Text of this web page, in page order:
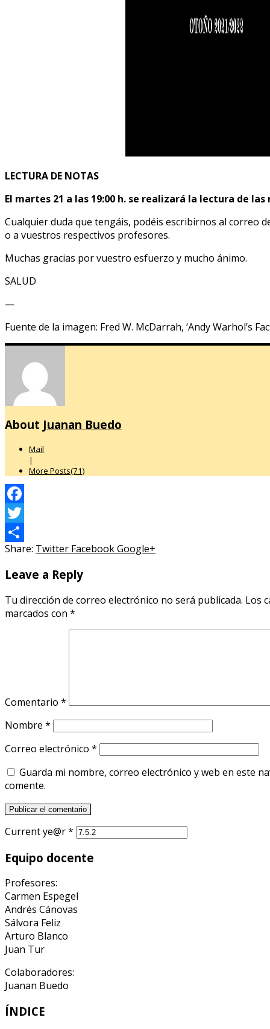
LECTURA DE NOTAS
El martes 21 a las 19:00 h. se realizará la lectura de las
Cualquier duda que tengáis, podéis escribirnos al correo
o a vuestros respectivos profesores.
Muchas gracias por vuestro esfuerzo y mucho ánimo.
SALUD
—
Fuente de la imagen: Fred W. McDarrah, ‘Andy Warhol’s
About Juanan Buedo
Mail
|
More Posts(71)
Facebook
Twitter
Compartir
Share: Twitter FacebookGoogle+
Leave a Reply
Tu dirección de correo electrónico no será publicada. Los
marcados con *
Comentario *
Nombre *
Correo electrónico *
Guarda mi nombre, correo electrónico y web en este
comente.
Current ye@r*
Equipo docente
Profesores:
Carmen Espegel
Andrés Cánovas
Sálvora Feliz
Arturo Blanco
Juan Tur
Colaboradores:
Juanan Buedo
ÍNDICE